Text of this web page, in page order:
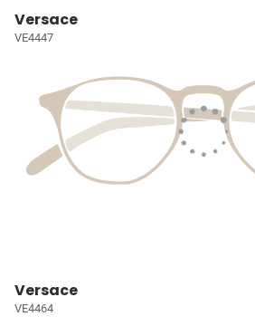
Versace
VE4447
Versace
VE4464